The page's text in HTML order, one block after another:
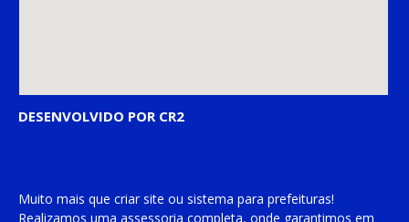
DESENVOLVIDO POR CR2
Muito mais que criar site ou sistema para prefeituras!
Realizamos uma assessoria completa, onde garantimos em